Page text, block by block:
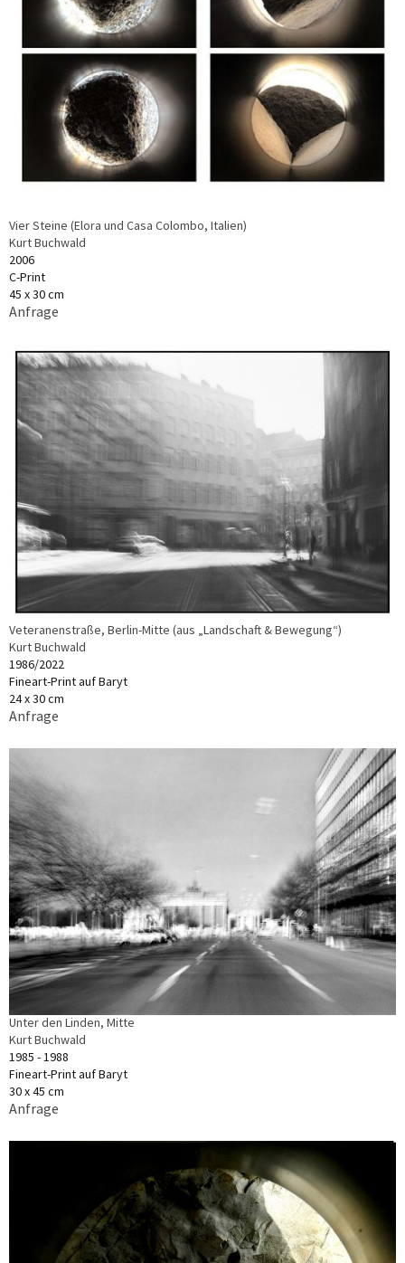
Vier Steine (Elora und Casa Colombo, Italien)
Kurt Buchwald
2006
C-Print
45 x 30 cm
Anfrage
Veteranenstraße, Berlin-Mitte (aus „Landschaft & Bewegung“)
Kurt Buchwald
1986/2022
Fineart-Print auf Baryt
24 x 30 cm
Anfrage
Unter den Linden, Mitte
Kurt Buchwald
1985 - 1988
Fineart-Print auf Baryt
30 x 45 cm
Anfrage